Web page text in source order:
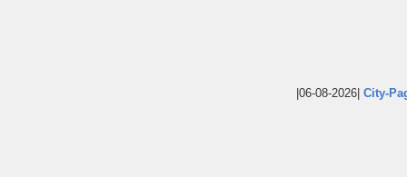
|06-08-2026| City-